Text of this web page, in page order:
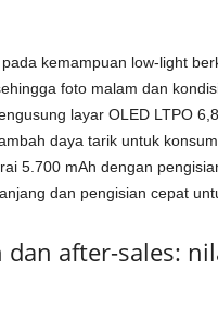
kemampuan low-light
foto malam dan
layar OLED LTPO
daya tarik untuk
5.700 mAh dengan
dan pengisian cepat
dan after-sales: